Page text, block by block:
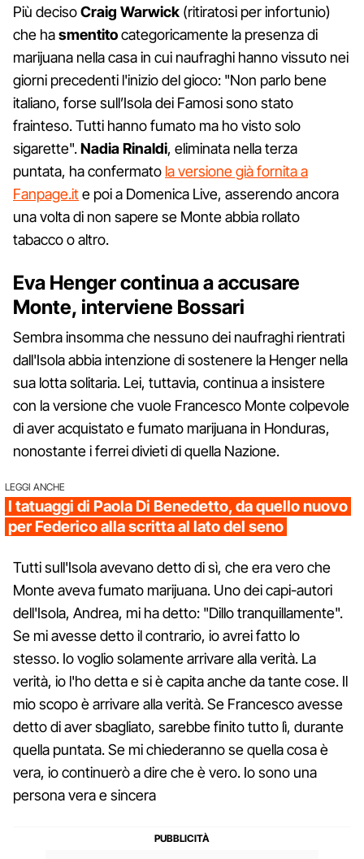
Più decisoCraig Warwick (ritiratosi per infortunio)
che hasmentitocategoricamente la presenza di
marijuana nella casa in cui naufraghi hanno vissuto nei
giorni precedenti l'inizio del gioco: "Non parlo bene
italiano, forse sull’Isola dei Famosi sono stato
frainteso. Tutti hanno fumato ma ho visto solo
sigarette".Nadia Rinaldi, eliminata nella terza
puntata, ha confermato la versione già fornita a
Fanpage.ite poi a Domenica Live, asserendo ancora
una volta di non sapere se Monte abbia rollato
tabacco o altro.
Eva Henger continua a accusare
Monte, interviene Bossari
Sembra insomma che nessuno dei naufraghi rientrati
dall'Isola abbia intenzione di sostenere la Henger nella
sua lotta solitaria. Lei, tuttavia, continua a insistere
con la versione che vuole Francesco Monte colpevole
di aver acquistato e fumato marijuana in Honduras,
nonostante i ferrei divieti di quella Nazione.
LEGGI ANCHE
I tatuaggi di Paola Di Benedetto, da quello nuovo
per Federico alla scritta al lato del seno
Tutti sull'Isola avevano detto di sì, che era vero che
Monte aveva fumato marijuana. Uno dei capi-autori
dell'Isola, Andrea, mi ha detto: "Dillo tranquillamente".
Se mi avesse detto il contrario, io avrei fatto lo
stesso. Io voglio solamente arrivare alla verità. La
verità, io l'ho detta e si è capita anche da tante cose. Il
mio scopo è arrivare alla verità. Se Francesco avesse
detto di aver sbagliato, sarebbe finito tutto lì, durante
quella puntata. Se mi chiederanno se quella cosa è
vera, io continuerò a dire che è vero. Io sono una
persona vera e sincera